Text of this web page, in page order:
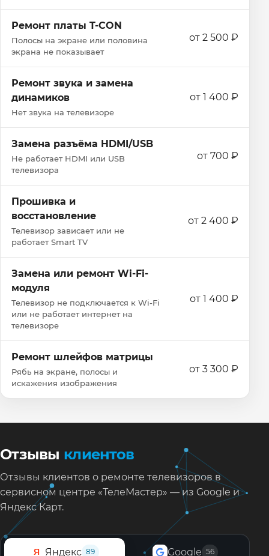
Ремонт платы T-CON
Полосы на экране или половина
экрана не показывает
от 2 500 ₽
Ремонт звука и замена
динамиков
Нет звука на телевизоре
от 1 400 ₽
Замена разъёма HDMI/USB
Не работает HDMI или USB
телевизора
от 700 ₽
Прошивка и
восстановление
Телевизор зависает или не
работает Smart TV
от 2 400 ₽
Замена или ремонт Wi‑Fi-
модуля
Телевизор не подключается к Wi‑Fi
или не работает интернет на
телевизоре
от 1 400 ₽
Ремонт шлейфов матрицы
Рябь на экране, полосы и
искажения изображения
от 3 300 ₽
Отзывы клиентов
Отзывы клиентов о ремонте телевизоров в
сервисном центре «ТелеМастер» — из Google и
Яндекс Карт.
Я Яндекс 89 Google 56